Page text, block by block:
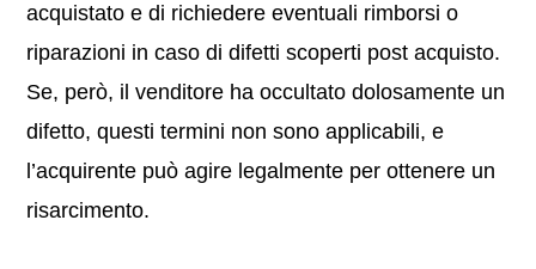
acquistato e di richiedere eventuali rimborsi o
riparazioni in caso di difetti scoperti post acquisto.
Se, però, il venditore ha occultato dolosamente un
difetto, questi termini non sono applicabili, e
l’acquirente può agire legalmente per ottenere un
risarcimento.